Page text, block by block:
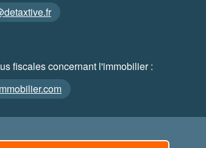
fiscales concernant l'immobilier :